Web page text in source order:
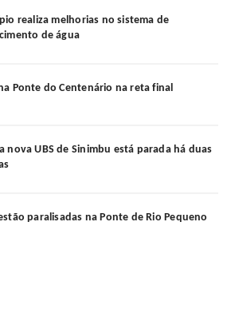
realiza melhorias no sistema de
de água
Ponte do Centenário na reta final
nova UBS de Sinimbu está parada há duas
paralisadas na Ponte de Rio Pequeno